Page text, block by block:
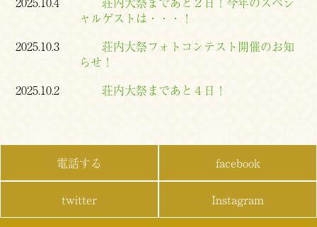
ャルゲストは・・・！
2025.10.3
荘内大祭フォトコンテスト開催のお知
らせ！
2025.10.2
荘内大祭まであと４日！
電話する facebook
twitter Instagram